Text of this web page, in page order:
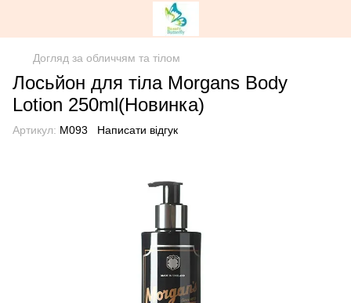
Догляд за обличчям та тілом
Лосьйон для тіла Morgans Body
Lotion 250ml(Новинка)
Артикул: M093 Написати відгук